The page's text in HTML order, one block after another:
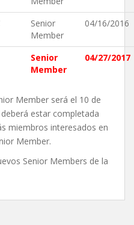
Senior
Member
04/16/2016
Senior
Member
04/27/2017
Member será el 10 de
estar completada
miembros interesados en
Member.
Senior Members de la